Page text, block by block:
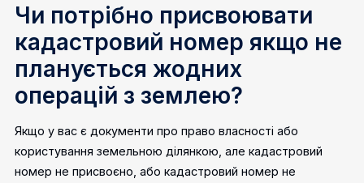
Чи потрібно присвоювати
кадастровий номер якщо не
планується жодних
операцій з землею?
Якщо у вас є документи про право власності або
користування земельною ділянкою, але кадастровий
номер не присвоєно, або кадастровий номер не